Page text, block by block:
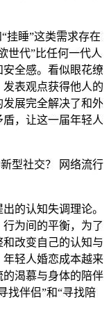
挂睡”这类需求存在
世代”比任何一代人
全感。看似眼花缭
表观点获得他人的
展完全解决了和外
，让这一届年轻人
的认知失调理论。
为间的平衡，为了
改变自己的认知与
轻人婚恋成本越来
渴慕与身体的陪伴
找伴侣”和“寻找陪